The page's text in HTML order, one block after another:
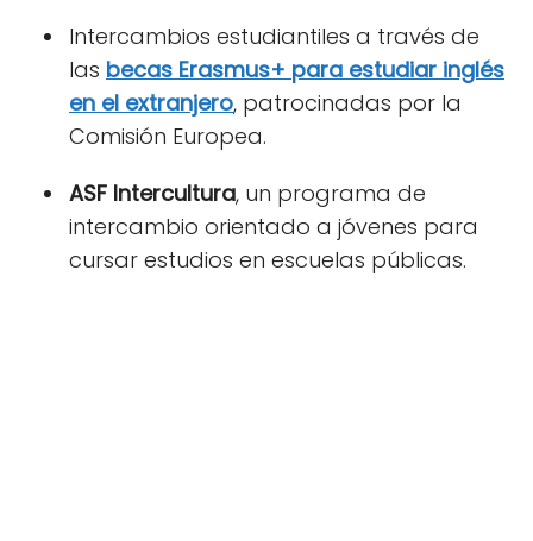
Intercambios estudiantiles a través de
las becas Erasmus+ para estudiar inglés
en el extranjero, patrocinadas por la
Comisión Europea.
ASF Intercultura, un programa de
intercambio orientado a jóvenes para
cursar estudios en escuelas públicas.